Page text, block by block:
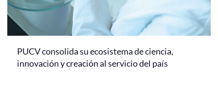
PUCV consolida su ecosistema de ciencia,
innovación y creación al servicio del país